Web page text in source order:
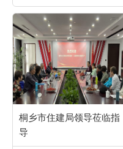
桐乡市住建局领导莅临指
导